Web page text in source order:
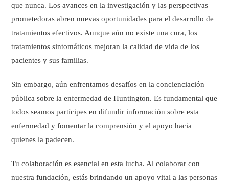
que nunca. Los avances en la investigación y las perspectivas
prometedoras abren nuevas oportunidades para el desarrollo de
tratamientos efectivos. Aunque aún no existe una cura, los
tratamientos sintomáticos mejoran la calidad de vida de los
pacientes y sus familias.
Sin embargo, aún enfrentamos desafíos en la concienciación
pública sobre la enfermedad de Huntington. Es fundamental que
todos seamos partícipes en difundir información sobre esta
enfermedad y fomentar la comprensión y el apoyo hacia
quienes la padecen.
Tu colaboración es esencial en esta lucha. Al colaborar con
nuestra fundación, estás brindando un apoyo vital a las personas